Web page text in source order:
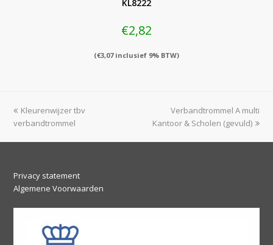
KL8222
€2,82
(€3,07inclusief 9% BTW)
previous
post:
Kleurenwijzer tbv
verbandtrommel
next
post:
Verbandtrommel A multi
Kantoor & Scholen (gevuld)
Privacy statement
Algemene Voorwaarden